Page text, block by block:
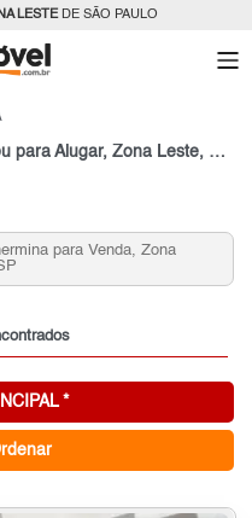
LESTEDE SÃO PAULO
Imóveis Vila Guilhermina à Venda ou para Alugar, Zona Leste, São Paulo, SP
Vila Guilhermina para Venda,
Leste, SP
*